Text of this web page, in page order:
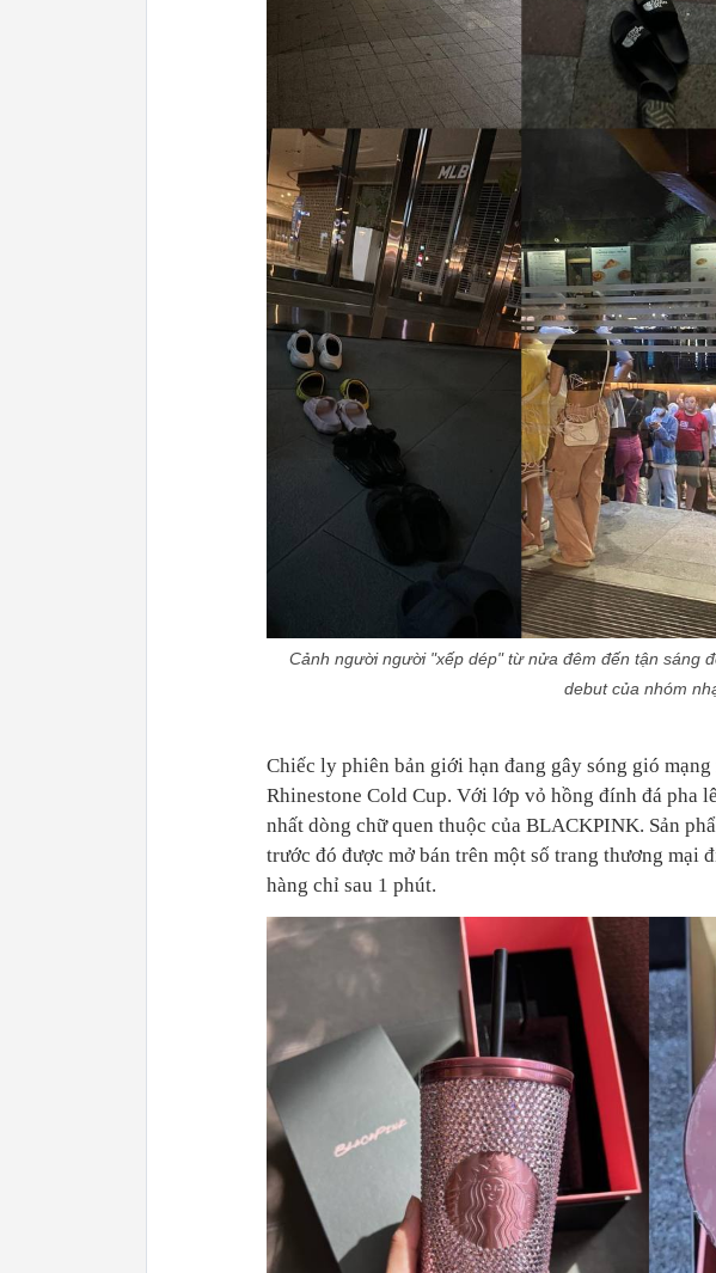
Cảnh người người "xếp dép" từ nửa đêm đến tận sáng
debut của nhóm
Chiếc ly phiên bản giới hạn đang gây sóng gió
Rhinestone Cold Cup. Với lớp vỏ hồng đính đá pha
nhất dòng chữ quen thuộc của BLACKPINK. Sản
trước đó được mở bán trên một số trang thương mại
hàng chỉ sau 1 phút.